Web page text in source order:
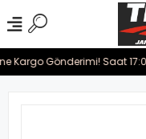
Kargo Gönderimi! Saat